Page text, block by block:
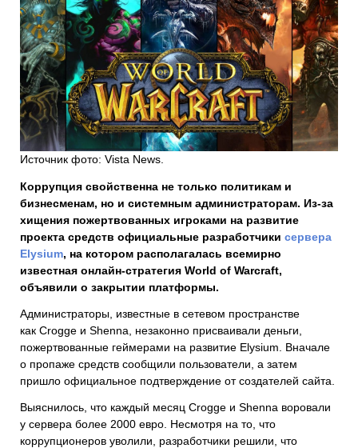
Источник фото: Vista News.
Коррупция свойственна не только политикам и
бизнесменам, но и системным администраторам. Из-за
хищения пожертвованных игроками на развитие
проекта средств официальные разработчики сервера
Elysium, на котором располагалась всемирно
известная онлайн-стратегия World of Warcraft,
объявили о закрытии платформы.
Администраторы, известные в сетевом пространстве
как Crogge и Shenna, незаконно присваивали деньги,
пожертвованные геймерами на развитие Elysium. Вначале
о пропаже средств сообщили пользователи, а затем
пришло официальное подтверждение от создателей сайта.
Выяснилось, что каждый месяц Crogge и Shenna воровали
у сервера более 2000 евро. Несмотря на то, что
коррупционеров уволили, разработчики решили, что